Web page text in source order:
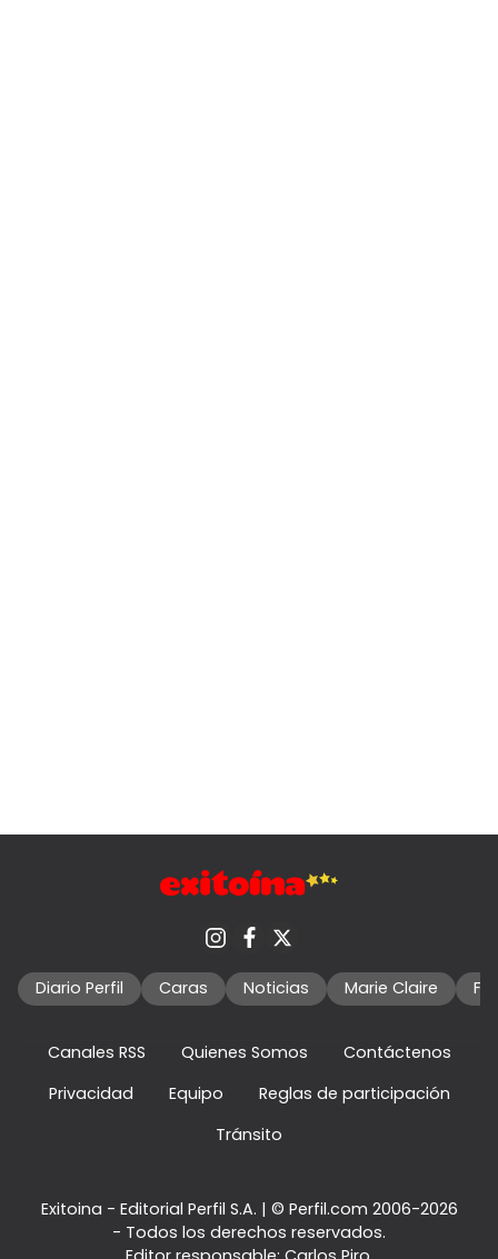
Diario Perfil Caras Noticias Marie Claire
Canales RSS Quienes Somos
Contáctenos
Privacidad
Equipo
Reglas de participación
Tránsito
Exitoina - Editorial Perfil S.A. | © Perfil.com 2006-2026
- Todos los derechos reservados.